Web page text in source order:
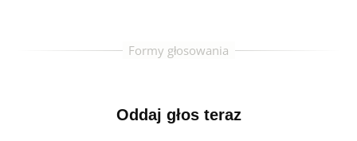
Oddaj głos teraz